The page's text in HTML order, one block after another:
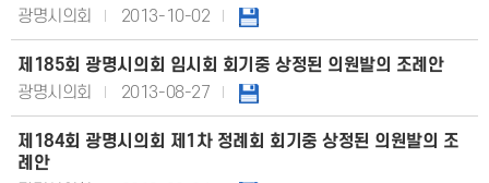
광명시의회
2013-10-02
제185회 광명시의회 임시회 회기중 상정된 의원발의 조례안
광명시의회
2013-08-27
제184회 광명시의회 제1차 정례회 회기중 상정된 의원발의 조
례안